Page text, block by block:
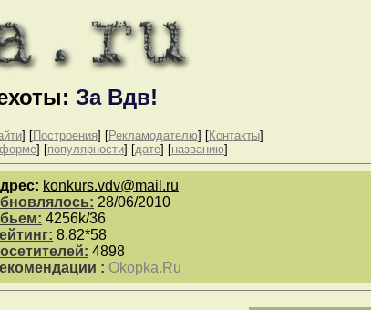
За Вдв!
] [Построения] [Рекламодателю] [Контакты]
форме] [популярности] [дате] [названию]
konkurs.vdv@mail.ru
28/06/2010
4256k/36
8.82*58
4898
: Okopka.Ru